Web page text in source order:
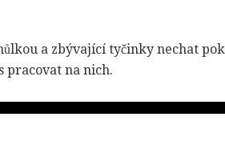
a zbývající tyčinky nechat
pracovat na nich.